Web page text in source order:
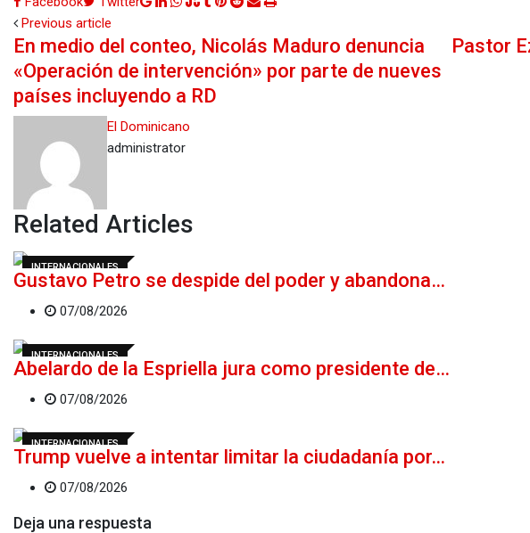
Email
Previous article
En medio del conteo, Nicolás Maduro denuncia
«Operación de intervención» por parte de nueves
países incluyendo a RD
Pastor
El Dominicano
administrator
Related Articles
INTERNACIONALES
Gustavo Petro se despide del poder y abandona…
07/08/2026
INTERNACIONALES
Abelardo de la Espriella jura como presidente de…
07/08/2026
INTERNACIONALES
Trump vuelve a intentar limitar la ciudadanía por…
07/08/2026
Deja una respuesta